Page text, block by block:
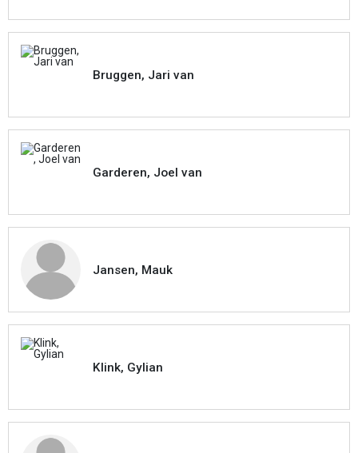
Bruggen, Jari van
Garderen, Joel van
Jansen, Mauk
Klink, Gylian